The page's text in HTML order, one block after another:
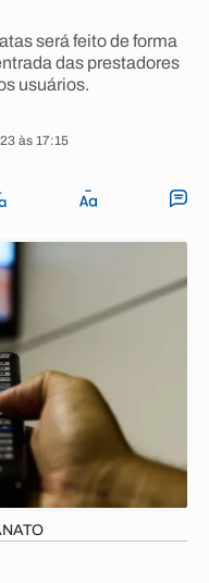
será feito de forma
das prestadores
usuários.
às 17:15